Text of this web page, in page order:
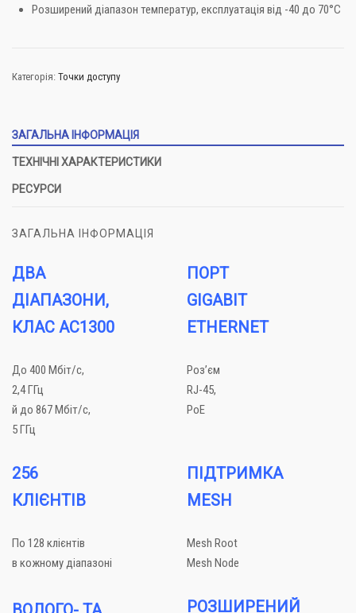
Розширений діапазон температур, експлуатація від -40 до 70°C
Категорія: Точки доступу
ЗАГАЛЬНА ІНФОРМАЦІЯ
ТЕХНІЧНІ ХАРАКТЕРИСТИКИ
РЕСУРСИ
ЗАГАЛЬНА ІНФОРМАЦІЯ
ДВА
ДІАПАЗОНИ,
КЛАС AC1300
ПОРТ
GIGABIT
ETHERNET
До 400 Мбіт/с,
2,4 ГГц
й до 867 Мбіт/с,
5 ГГц
Роз’єм
RJ-45,
PoE
256
КЛІЄНТІВ
ПІДТРИМКА
MESH
По 128 клієнтів
в кожному діапазоні
Mesh Root
Mesh Node
РОЗШИРЕНИЙ